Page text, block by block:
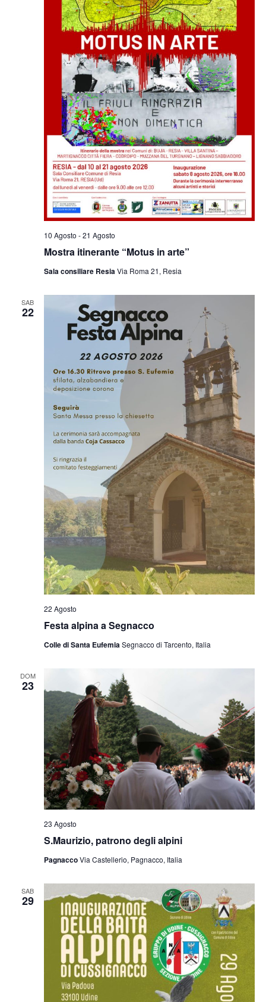
Mostra itinerante “Motus in arte”
10 Agosto -21 Agosto
Sala consiliare ResiaVia Roma 21, Resia
SAB
22
Festa alpina a Segnacco
22 Agosto
Colle di Santa EufemiaSegnacco di Tarcento, Italia
DOM
23
S.Maurizio, patrono degli alpini
23 Agosto
PagnaccoVia Castellerio, Pagnacco, Italia
SAB
29